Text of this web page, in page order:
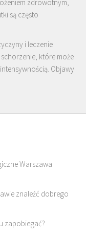
zdrowotnym,
są często
i leczenie
które może
Objawy
Warszawa
znaleźć dobrego
zapobiegać?